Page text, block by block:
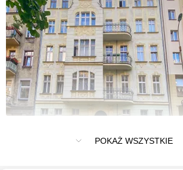
Inwestycja Reja 43 znajduje się w
POKAŻ WSZYSTKIE